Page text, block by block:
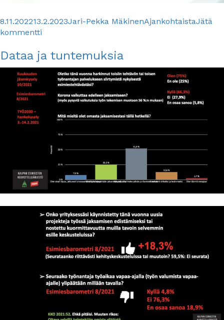
Julkaistu
8.11.202213.2.2023Kirjoittaja
Jari-Pekka MäkinenKategoriat
AjankohtaistaJätä
kommentti
alan
2022
Dataa ja tuntemuksia